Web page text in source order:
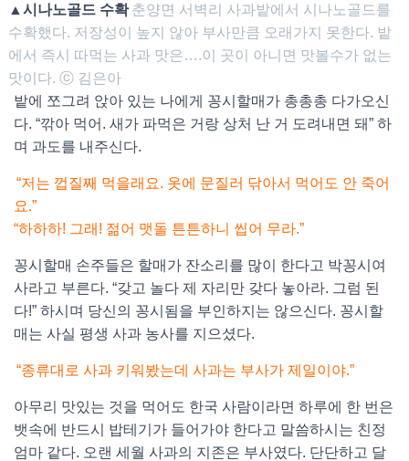
▲시나노골드 수확 춘양면 서벽리 사과밭에서 시나노골드를
수확했다. 저장성이 높지 않아 부사만큼 오래가지 못한다. 밭
에서 즉시 따먹는 사과 맛은….이 곳이 아니면 맛볼수가 없는
맛이다. ⓒ 김은아
밭에 쪼그려 앉아 있는 나에게 꽁시할매가 총총총 다가오신
다. “깎아 먹어. 새가 파먹은 거랑 상처 난 거 도려내면 돼” 하
며 과도를 내주신다.
“저는 껍질째 먹을래요. 옷에 문질러 닦아서 먹어도 안 죽어
요.”
“하하하! 그래! 젊어 맷돌 튼튼하니 씹어 무라.”
꽁시할매 손주들은 할매가 잔소리를 많이 한다고 박꽁시여
사라고 부른다. “갖고 놀다 제 자리만 갖다 놓아라. 그럼 된
다!” 하시며 당신의 꽁시됨을 부인하지는 않으신다. 꽁시할
매는 사실 평생 사과 농사를 지으셨다.
“종류대로 사과 키워봤는데 사과는 부사가 제일이야.”
아무리 맛있는 것을 먹어도 한국 사람이라면 하루에 한 번은
뱃속에 반드시 밥테기가 들어가야 한다고 말씀하시는 친정
엄마 같다. 오랜 세월 사과의 지존은 부사였다. 단단하고 달